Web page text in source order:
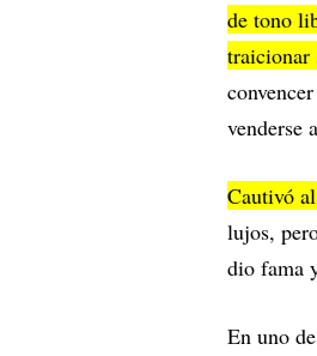
de tono
traicionar
venderse
Cautivó
lujos,
dio fama
En uno